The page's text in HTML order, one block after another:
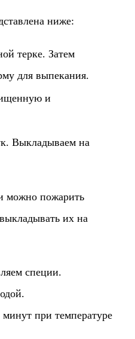
ниже:
терке. Затем
для выпекания.
и
Выкладываем на
можно пожарить
их на
специи.
при температуре